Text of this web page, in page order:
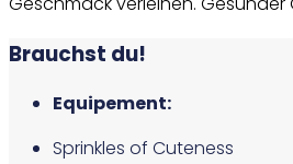
Brauchst du!
Equipement:
Sprinkles of Cuteness